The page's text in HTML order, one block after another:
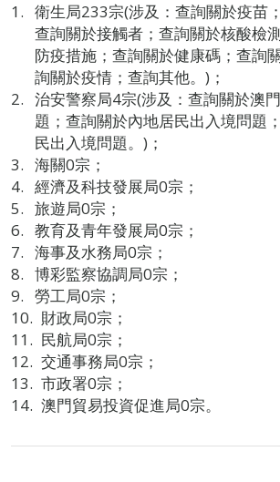
衛生局233宗(涉及：查詢關於疫苗
查詢關於接觸者；查詢關於核酸檢
防疫措施；查詢關於健康碼；查詢
詢關於疫情；查詢其他。)；
治安警察局4宗(涉及：查詢關於澳
題；查詢關於內地居民出入境問題
民出入境問題。)；
海關0宗；
經濟及科技發展局0宗；
旅遊局0宗；
教育及青年發展局0宗；
海事及水務局0宗；
博彩監察協調局0宗；
勞工局0宗；
財政局0宗；
民航局0宗；
交通事務局0宗；
市政署0宗；
澳門貿易投資促進局0宗。